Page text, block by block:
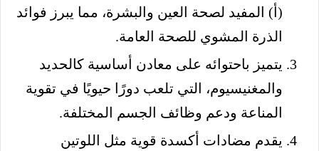
(أ) المفيد لصحة العين والبشرة، مما يبرز فوائد
الذرة المشوي للصحة العامة.
يتميز باحتوائه على معادن أساسية كالحديد
والمغنيسيوم، التي تلعب دورًا حيويًا في تقوية
المناعة ودعم وظائف الجسم المختلفة.
يقدم مضادات أكسدة قوية مثل اللوتين